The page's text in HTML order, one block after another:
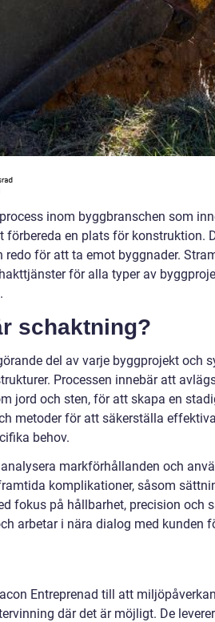
inom byggbranschen som
förbereda en plats för konstruktion.
redo för att ta emot byggnader.
för alla typer av
schaktning?
del av varje byggprojekt och
Processen innebär att
jord och sten, för att skapa en
metoder för att säkerställa
behov.
markförhållanden och
komplikationer, såsom
fokus på hållbarhet, precision och
arbetar i nära dialog med kunden
Entreprenad till att
där det är möjligt. De